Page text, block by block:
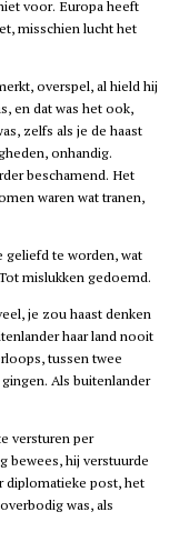
voor. Europa heeft
misschien lucht het
overspel, al hield hij
en dat was het ook,
zelfs als je de haast
onhandig.
beschamend. Het
waren wat tranen,
te worden, wat
mislukken gedoemd.
je zou haast denken
haar land nooit
tussen twee
Als buitenlander
versturen per
bewees, hij verstuurde
diplomatieke post, het
was, als